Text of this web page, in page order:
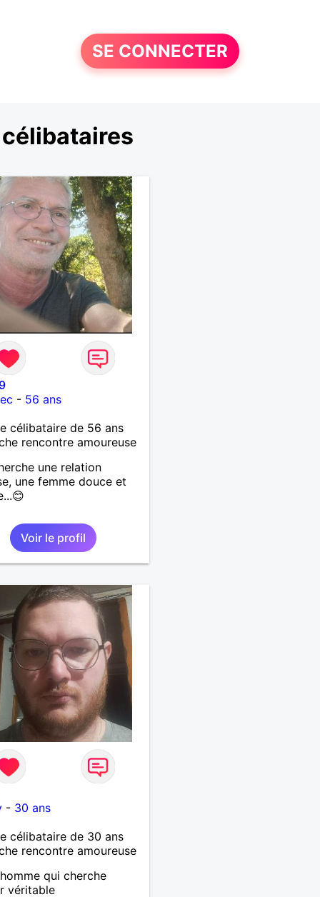
SE CONNECTER
- 56 ans
célibataire de 56 ans
rencontre amoureuse
une relation
une femme douce et
Voir le profil
- 30 ans
célibataire de 30 ans
rencontre amoureuse
qui cherche
véritable